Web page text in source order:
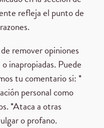
refleja el punto de
remover opiniones
inapropiadas. Puede
tu comentario si: *
personal como
*Ataca a otras
o profano.